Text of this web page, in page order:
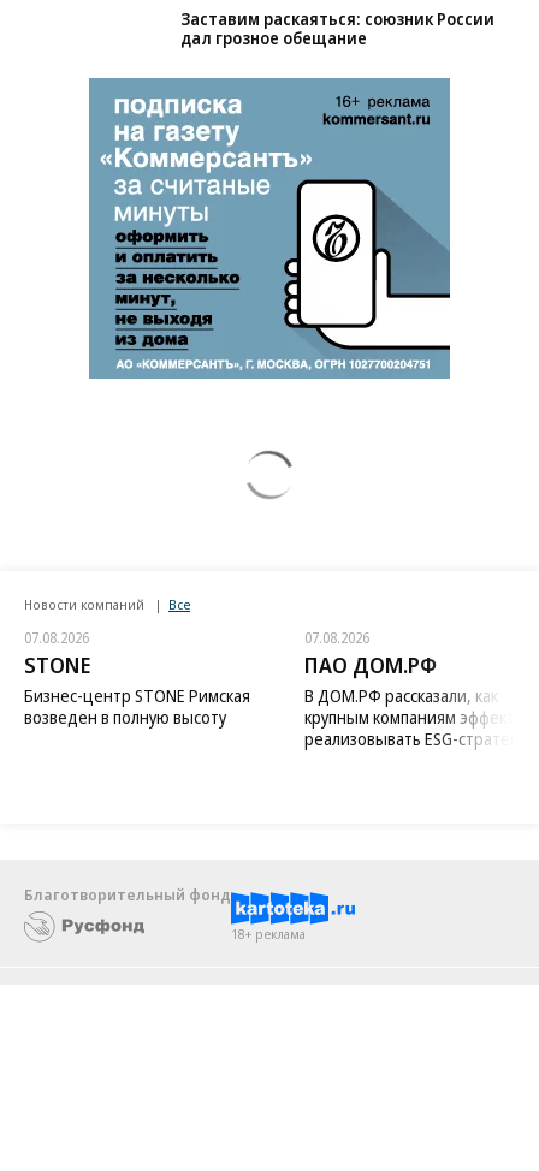
Заставим раскаяться: союзник России
дал грозное обещание
Новости компаний
07.08.2026
STONE
Бизнес-центр STONE Римская
07.08.2026
ПАО ДОМ.РФ
В ДОМ.РФ рассказали, как
крупным компаниям
Благотворительный фонд